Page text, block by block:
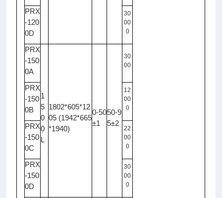
PRX
-120
0D
30
00
0
PRX
-150
0A
1
5
0
0
L
1802*605*12
05 (1942*665
*1940)
0-50
±1
50-9
5±2
30
00
PRX
-150
0B
12
00
0
PRX
-150
0C
22
00
0
PRX
-150
0D
30
00
0